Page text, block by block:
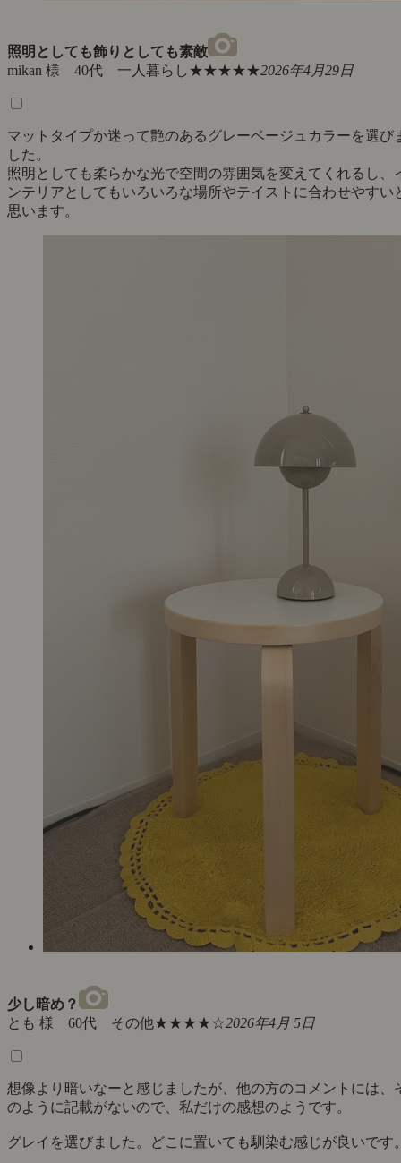
照明としても飾りとしても素敵
mikan 様 40代 一人暮らし★★★★★2026年4月29日
マットタイプか迷って艶のあるグレーベージュカラーを選び
した。
照明としても柔らかな光で空間の雰囲気を変えてくれるし、
ンテリアとしてもいろいろな場所やテイストに合わせやすい
思います。
少し暗め？
とも 様 60代 その他★★★★☆2026年4月 5日
想像より暗いなーと感じましたが、他の方のコメントには、
のように記載がないので、私だけの感想のようです。
グレイを選びました。どこに置いても馴染む感じが良いです